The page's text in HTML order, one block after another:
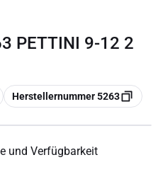
PETTINI 9-12 2
Kopieren
Herstellernummer 5263
und Verfügbarkeit